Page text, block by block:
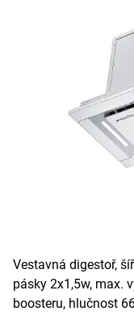
Vestavná digestoř,
pásky 2x1,5w, max.
boosteru, hlučnost